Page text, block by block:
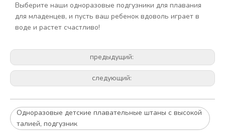
Выберите наши одноразовые подгузники для плавания
для младенцев, и пусть ваш ребенок вдоволь играет в
воде и растет счастливо!
предыдущий:
следующий:
Одноразовые детские плавательные штаны с высокой
талией, подгузник